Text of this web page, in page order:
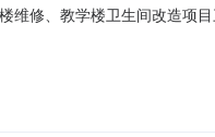
修、教学楼卫生间改造项
参加政府采购活动的供应